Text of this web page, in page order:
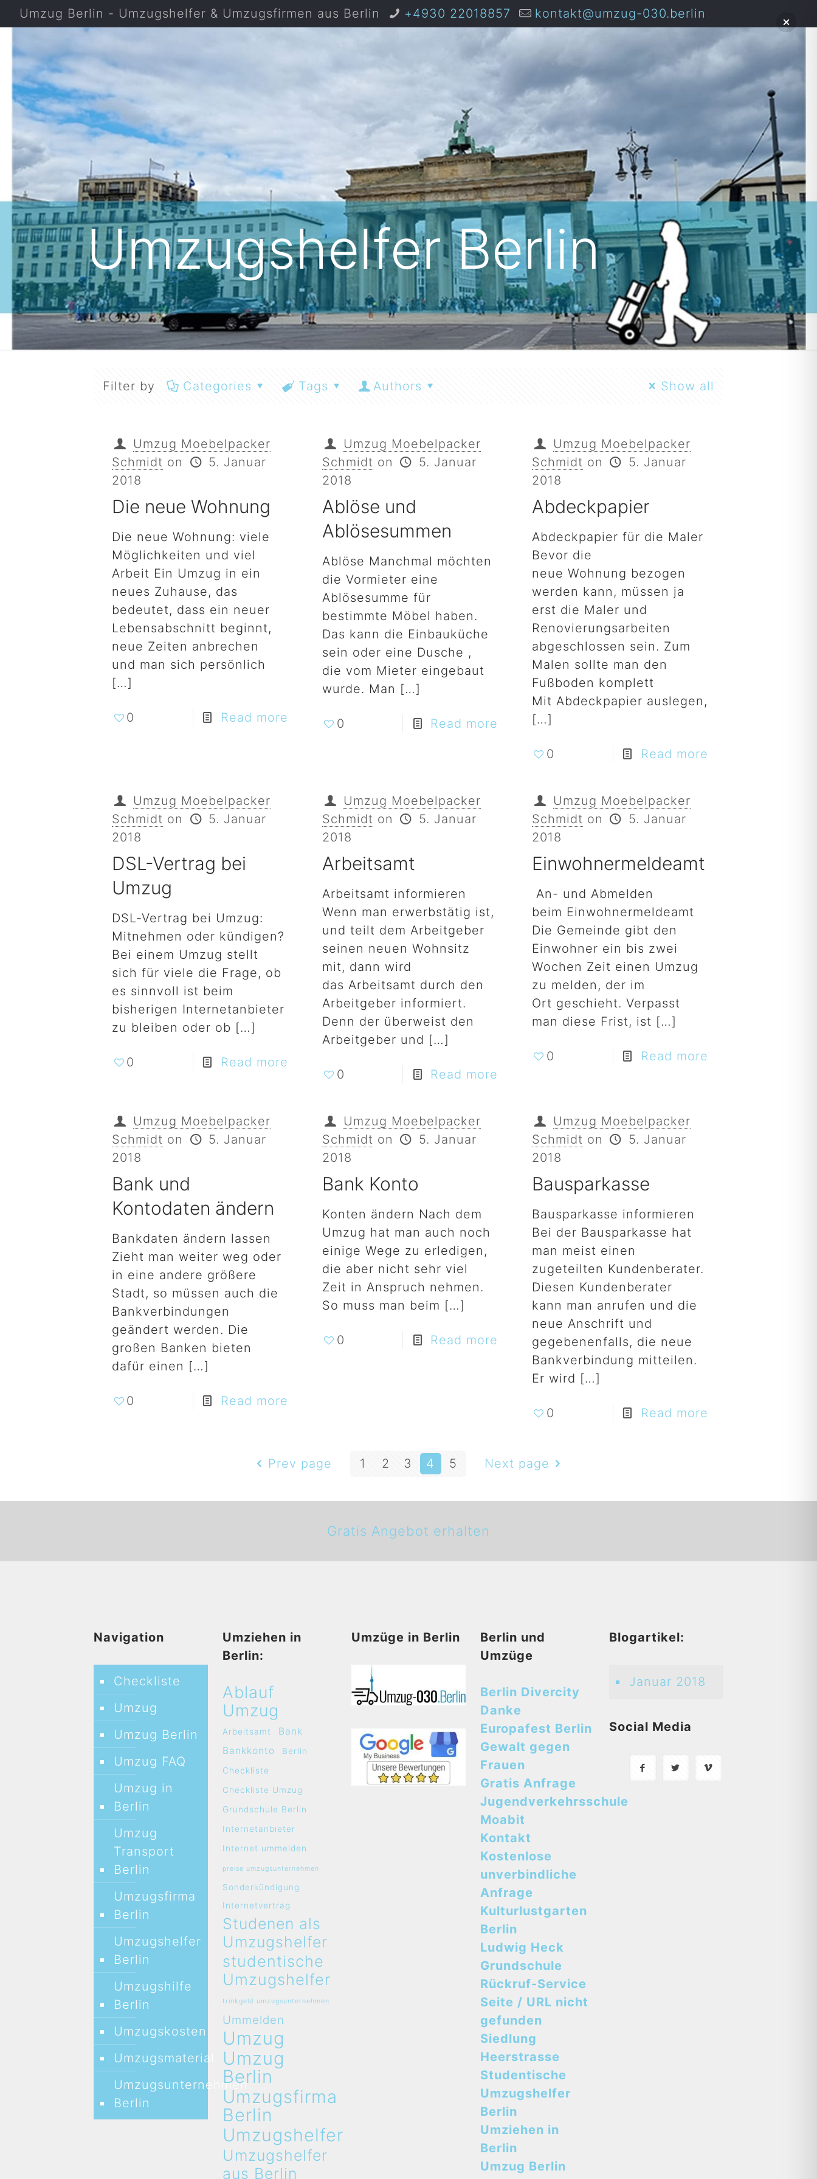
Umzug Berlin - Umzugshelfer & Umzugsfirmen aus Berlin +4930 22018857 kontakt@umzug-030.berlin
Umzugshelfer Berlin
Filter by Categories Tags Authors Show all
Umzug Moebelpacker
Schmidt on
5. Januar
2018
Die neue Wohnung
Die neue Wohnung: viele
Möglichkeiten und viel
Arbeit Ein Umzug in ein
neues Zuhause, das
bedeutet, dass ein neuer
Lebensabschnitt beginnt,
neue Zeiten anbrechen
und man sich persönlich
[…]
0 Read more
Umzug Moebelpacker
Schmidt on
5. Januar
2018
Ablöse und
Ablösesummen
Ablöse Manchmal möchten
die Vormieter eine
Ablösesumme für
bestimmte Möbel haben.
Das kann die Einbauküche
sein oder eine Dusche ,
die vom Mieter eingebaut
wurde. Man […]
0 Read more
Umzug Moebelpacker
Schmidt on
5. Januar
2018
Abdeckpapier
Abdeckpapier für die Maler
Bevor die
neue Wohnung bezogen
werden kann, müssen ja
erst die Maler und
Renovierungsarbeiten
abgeschlossen sein. Zum
Malen sollte man den
Fußboden komplett
Mit Abdeckpapier auslegen,
[…]
0 Read more
Umzug Moebelpacker
Schmidt on
5. Januar
2018
DSL-Vertrag bei
Umzug
DSL-Vertrag bei Umzug:
Mitnehmen oder kündigen?
Bei einem Umzug stellt
sich für viele die Frage, ob
es sinnvoll ist beim
bisherigen Internetanbieter
zu bleiben oder ob […]
0 Read more
Umzug Moebelpacker
Schmidt on
5. Januar
2018
Arbeitsamt
Arbeitsamt informieren
Wenn man erwerbstätig ist,
und teilt dem Arbeitgeber
seinen neuen Wohnsitz
mit, dann wird
das Arbeitsamt durch den
Arbeitgeber informiert.
Denn der überweist den
Arbeitgeber und […]
0 Read more
Umzug Moebelpacker
Schmidt on
5. Januar
2018
Einwohnermeldeamt
An- und Abmelden
beim Einwohnermeldeamt
Die Gemeinde gibt den
Einwohner ein bis zwei
Wochen Zeit einen Umzug
zu melden, der im
Ort geschieht. Verpasst
man diese Frist, ist […]
0 Read more
Umzug Moebelpacker
Schmidt on
5. Januar
2018
Bank und
Kontodaten ändern
Bankdaten ändern lassen
Zieht man weiter weg oder
in eine andere größere
Stadt, so müssen auch die
Bankverbindungen
geändert werden. Die
großen Banken bieten
dafür einen […]
0 Read more
Umzug Moebelpacker
Schmidt on
5. Januar
2018
Bank Konto
Konten ändern Nach dem
Umzug hat man auch noch
einige Wege zu erledigen,
die aber nicht sehr viel
Zeit in Anspruch nehmen.
So muss man beim […]
0 Read more
Umzug Moebelpacker
Schmidt on
5. Januar
2018
Bausparkasse
Bausparkasse informieren
Bei der Bausparkasse hat
man meist einen
zugeteilten Kundenberater.
Diesen Kundenberater
kann man anrufen und die
neue Anschrift und
gegebenenfalls, die neue
Bankverbindung mitteilen.
Er wird […]
0 Read more
Prev page 1 2 3 4 5 Next page
Gratis Angebot erhalten
Navigation
Checkliste
Umzug
Umzug Berlin
Umzug FAQ
Umzug in
Berlin
Umzug
Transport
Berlin
Umzugsfirma
Berlin
Umzugshelfer
Berlin
Umzugshilfe
Berlin
Umzugskosten
Umzugsmaterial
Umzugsunternehmen
Berlin
Umziehen in
Berlin:
Ablauf
Umzug
Arbeitsamt
Bank
Bankkonto
Berlin
Checkliste
Checkliste Umzug
Grundschule Berlin
Internetanbieter
Internet ummelden
preise umzugsunternehmen
Sonderkündigung
Internetvertrag
Studenen als
Umzugshelfer
studentische
Umzugshelfer
trinkgeld umzugsunternehmen
Ummelden
Umzug
Umzug
Berlin
Umzugsfirma
Berlin
Umzugshelfer
Umzugshelfer
aus Berlin
Umzüge in Berlin
Berlin und
Umzüge
Berlin Divercity
Danke
Europafest Berlin
Gewalt gegen
Frauen
Gratis Anfrage
Jugendverkehrsschule
Moabit
Kontakt
Kostenlose
unverbindliche
Anfrage
Kulturlustgarten
Berlin
Ludwig Heck
Grundschule
Rückruf-Service
Seite / URL nicht
gefunden
Siedlung
Heerstrasse
Studentische
Umzugshelfer
Berlin
Umziehen in
Berlin
Umzug Berlin
Blogartikel:
Januar 2018
Social Media